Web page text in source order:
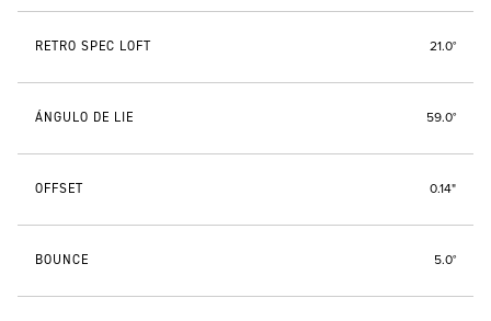
RETRO SPEC LOFT 21.0°
ÁNGULO DE LIE 59.0°
OFFSET 0.14"
BOUNCE 5.0°